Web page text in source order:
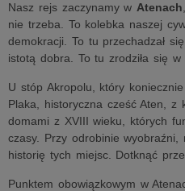
Nasz rejs zaczynamy w Atenach
nie trzeba. To kolebka naszej
demokracji. To tu przechadzał
istotą dobra. To tu zrodziła się w
U stóp Akropolu, który
Plaka, historyczna cześć Aten, z
domami z XVIII wieku, których
czasy. Przy odrobinie wyobraźni,
historię tych miejsc. Dotknąć
Punktem obowiązkowym w